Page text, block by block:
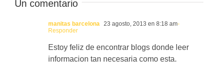
Un comentario
manitas barcelona 23 agosto, 2013 en 8:18 am-
Responder
Estoy feliz de encontrar blogs donde leer
informacion tan necesaria como esta.